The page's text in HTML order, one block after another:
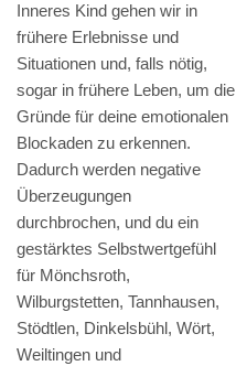
Inneres Kind gehen wir in
frühere Erlebnisse und
Situationen und, falls nötig,
sogar in frühere Leben, um die
Gründe für deine emotionalen
Blockaden zu erkennen.
Dadurch werden negative
Überzeugungen
durchbrochen, und du ein
gestärktes Selbstwertgefühl
für Mönchsroth,
Wilburgstetten, Tannhausen,
Stödtlen, Dinkelsbühl, Wört,
Weiltingen und